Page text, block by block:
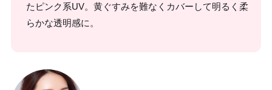
たピンク系UV。黄ぐすみを難なくカバーして明るく柔
らかな透明感に。